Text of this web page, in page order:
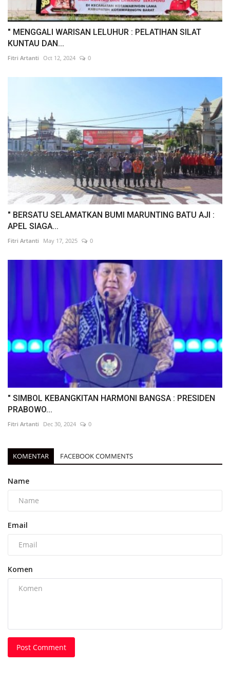
" MENGGALI WARISAN LELUHUR : PELATIHAN SILAT
KUNTAU DAN...
Fitri Artanti Oct 12, 2024 0
" BERSATU SELAMATKAN BUMI MARUNTING BATU AJI :
APEL SIAGA...
Fitri Artanti May 17, 2025 0
" SIMBOL KEBANGKITAN HARMONI BANGSA : PRESIDEN
PRABOWO...
Fitri Artanti Dec 30, 2024 0
KOMENTAR FACEBOOK COMMENTS
Name
Email
Komen
Post Comment